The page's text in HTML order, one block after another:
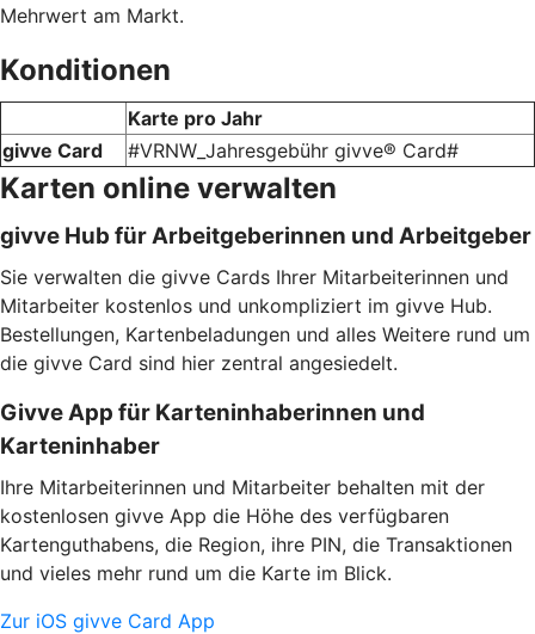
Mehrwert am Markt.
Konditionen
Karte pro Jahr
givve Card
#VRNW_Jahresgebühr givve® Card#
Karten online verwalten
givve Hub für Arbeitgeberinnen und Arbeitgeber
Sie verwalten die givve Cards Ihrer Mitarbeiterinnen und
Mitarbeiter kostenlos und unkompliziert im givve Hub.
Bestellungen, Kartenbeladungen und alles Weitere rund um
die givve Card sind hier zentral angesiedelt.
Givve App für Karteninhaberinnen und
Karteninhaber
Ihre Mitarbeiterinnen und Mitarbeiter behalten mit der
kostenlosen givve App die Höhe des verfügbaren
Kartenguthabens, die Region, ihre PIN, die Transaktionen
und vieles mehr rund um die Karte im Blick.
Zur iOS givve Card App